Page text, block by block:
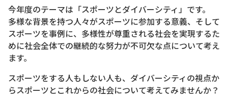
今年度のテーマは「スポーツとダイバーシティ」です。
多様な背景を持つ人々がスポーツに参加する意義、そして
スポーツを事例に、多様性が尊重される社会を実現するた
めに社会全体での継続的な努力が不可欠な点について考え
ます。
スポーツをする人もしない人も、ダイバーシティの視点か
らスポーツとこれからの社会について考えてみませんか？